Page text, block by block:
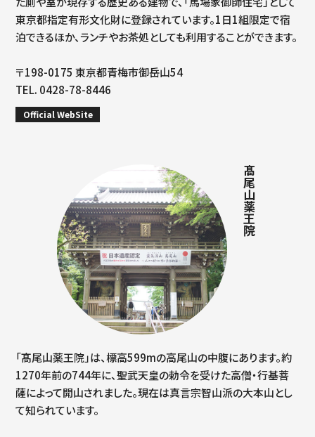
東京都指定有形文化財に登録されています。1日1組限定で宿
泊できるほか、ランチやお茶処としても利用することができます。
〒198-0175 東京都青梅市御岳山54
TEL. 0428-78-8446
Official WebSite
髙尾山薬王院
「髙尾山薬王院」は、標高599mの高尾山の中腹にあります。約
1270年前の744年に、聖武天皇の勅令を受けた高僧・行基菩
薩によって開山されました。現在は真言宗智山派の大本山とし
て知られています。